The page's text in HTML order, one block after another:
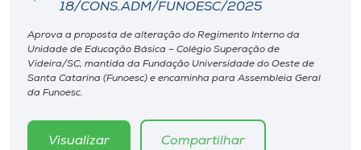
Museu
Unoesc
18/CONS.ADM/FUNOESC/2025
Aprova a proposta de alteração do Regimento Interno da
Unidade de Educação Básica – Colégio Superação de
Videira/SC, mantida da Fundação Universidade do Oeste de
Santa Catarina (Funoesc) e encaminha para Assembleia Geral
da Funoesc.
Visualizar Compartilhar